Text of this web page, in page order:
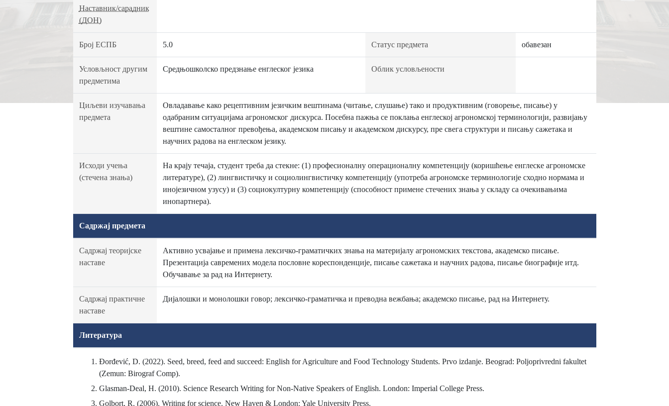
Наставник/сарадник
(ДОН)
Број ЕСПБ 5.0 Статус предмета обавезан
Условљност другим
предметима
Средњошколско предзнање енглеског језика Облик условљености
Циљеви изучавања
предмета
Овладавање како рецептивним језичким вештинама (читање, слушање) тако и продуктивним (говорење, писање) у
одабраним ситуацијама агрономског дискурса. Посебна пажња се поклања енглеској агрономској терминологији, развијању
вештине самосталног превођења, академском писању и академском дискурсу, пре свега структури и писању сажетака и
научних радова на енглеском језику.
Исходи учења
(стечена знања)
На крају течаја, студент треба да стекне: (1) професионалну операционалну компетенцију (коришћење енглеске агрономске
литературе), (2) лингвистичку и социолингвистичку компетенцију (употреба агрономске терминологије сходно нормама и
инојезичном узусу) и (3) социокултурну компетенцију (способност примене стечених знања у складу са очекивањима
инопартнера).
Садржај предмета
Садржај теоријске
наставе
Активно усвајање и примена лексичко-граматичких знања на материјалу агрономских текстова, академско писање.
Презентација савремених модела пословне кореспонденције, писање сажетака и научних радова, писање биографије итд.
Обучавање за рад на Интернету.
Садржај практичне
наставе
Дијалошки и монолошки говор; лексичко-граматичка и преводна вежбања; академско писање, рад на Интернету.
Литература
Đorđević, D. (2022). Seed, breed, feed and succeed: English for Agriculture and Food Technology Students. Prvo izdanje. Beograd: Poljoprivredni fakultet
(Zemun: Birograf Comp).
Glasman-Deal, H. (2010). Science Research Writing for Non-Native Speakers of English. London: Imperial College Press.
Golbort, R. (2006). Writing for science. New Haven & London: Yale University Press.